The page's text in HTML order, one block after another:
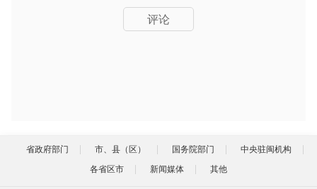
评论
省政府部门 市、县（区） 国务院部门
中央驻闽机构
各省区市
新闻媒体 其他